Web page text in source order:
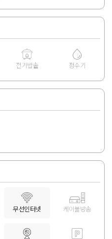
전기밥솥 정수기
무선인터넷 케이블방송